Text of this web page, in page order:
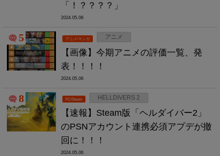
「！？？？？」
2024.05.06
アニメ/マンガ アニメ
【画像】今期アニメの評価一覧、発
表！！！！
2024.05.06
5
PC/Steam HELLDIVERS 2
【速報】Steam版「ヘルダイバー2」
のPSNアカウント連携必須アプデが撤
回に！！！
2024.05.06
8